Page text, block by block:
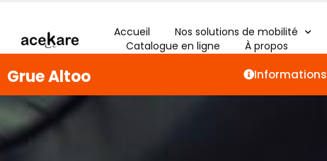
Accueil Nos solutions de mobilité
Catalogue en ligne
À propos
Grue Altoo Informations